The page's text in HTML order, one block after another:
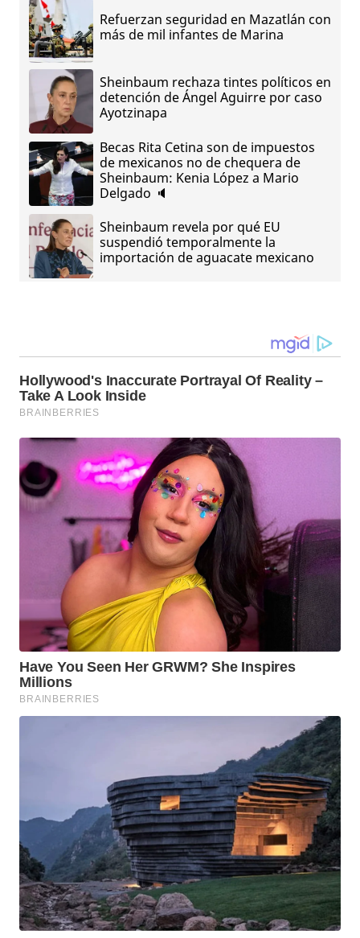
Refuerzan seguridad en Mazatlán con
más de mil infantes de Marina
Sheinbaum rechaza tintes políticos en
detención de Ángel Aguirre por caso
Ayotzinapa
Becas Rita Cetina son de impuestos
de mexicanos no de chequera de
Sheinbaum: Kenia López a Mario
Delgado 🔈
Sheinbaum revela por qué EU
suspendió temporalmente la
importación de aguacate mexicano